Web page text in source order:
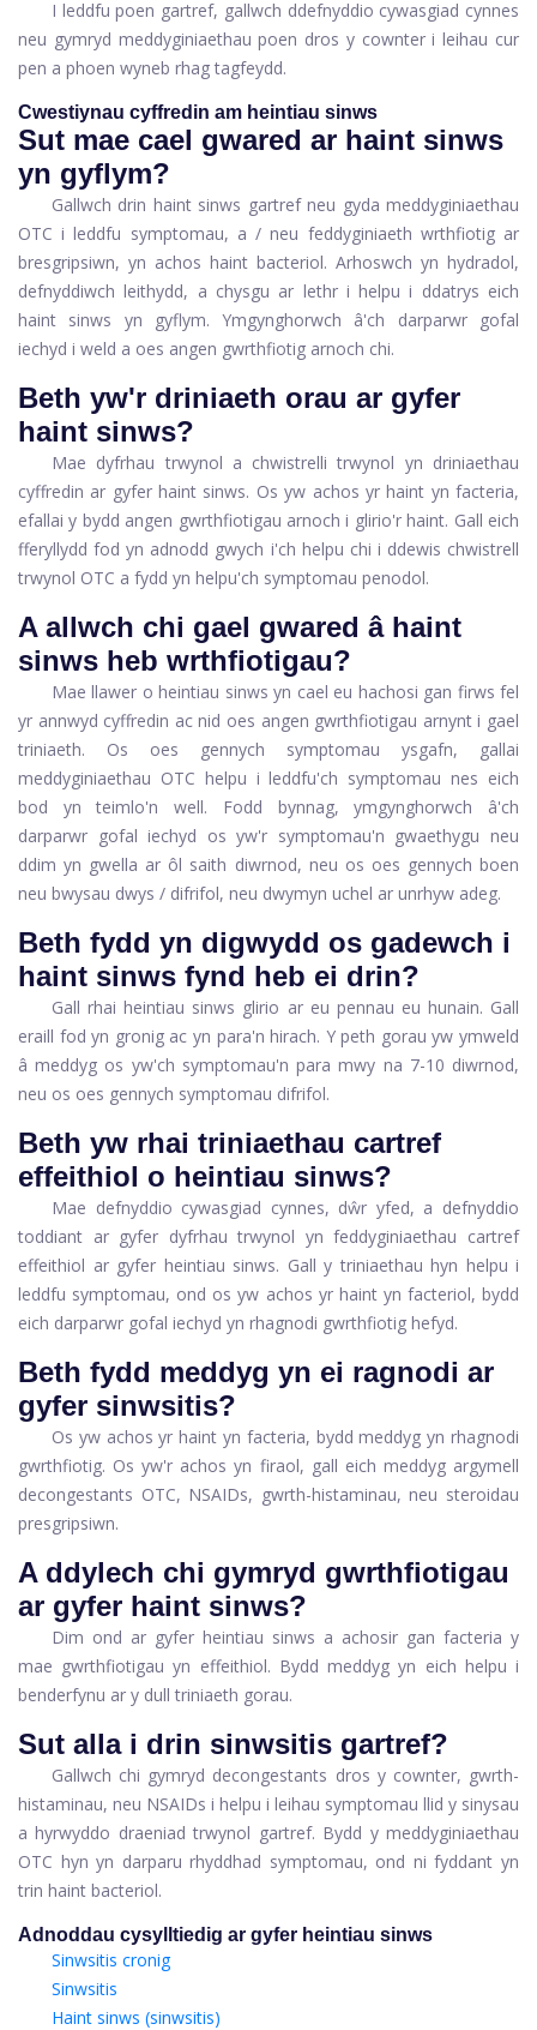
I leddfu poen gartref, gallwch ddefnyddio cywasgiad cynnes
neu gymryd meddyginiaethau poen dros y cownter i leihau cur
pen a phoen wyneb rhag tagfeydd.
Cwestiynau cyffredin am heintiau sinws
Sut mae cael gwared ar haint sinws
yn gyflym?
Gallwch drin haint sinws gartref neu gyda meddyginiaethau
OTC i leddfu symptomau, a / neu feddyginiaeth wrthfiotig ar
bresgripsiwn, yn achos haint bacteriol. Arhoswch yn hydradol,
defnyddiwch leithydd, a chysgu ar lethr i helpu i ddatrys eich
haint sinws yn gyflym. Ymgynghorwch â'ch darparwr gofal
iechyd i weld a oes angen gwrthfiotig arnoch chi.
Beth yw'r driniaeth orau ar gyfer
haint sinws?
Mae dyfrhau trwynol a chwistrelli trwynol yn driniaethau
cyffredin ar gyfer haint sinws. Os yw achos yr haint yn facteria,
efallai y bydd angen gwrthfiotigau arnoch i glirio'r haint. Gall eich
fferyllydd fod yn adnodd gwych i'ch helpu chi i ddewis chwistrell
trwynol OTC a fydd yn helpu'ch symptomau penodol.
A allwch chi gael gwared â haint
sinws heb wrthfiotigau?
Mae llawer o heintiau sinws yn cael eu hachosi gan firws fel
yr annwyd cyffredin ac nid oes angen gwrthfiotigau arnynt i gael
triniaeth. Os oes gennych symptomau ysgafn, gallai
meddyginiaethau OTC helpu i leddfu'ch symptomau nes eich
bod yn teimlo'n well. Fodd bynnag, ymgynghorwch â'ch
darparwr gofal iechyd os yw'r symptomau'n gwaethygu neu
ddim yn gwella ar ôl saith diwrnod, neu os oes gennych boen
neu bwysau dwys / difrifol, neu dwymyn uchel ar unrhyw adeg.
Beth fydd yn digwydd os gadewch i
haint sinws fynd heb ei drin?
Gall rhai heintiau sinws glirio ar eu pennau eu hunain. Gall
eraill fod yn gronig ac yn para'n hirach. Y peth gorau yw ymweld
â meddyg os yw'ch symptomau'n para mwy na 7-10 diwrnod,
neu os oes gennych symptomau difrifol.
Beth yw rhai triniaethau cartref
effeithiol o heintiau sinws?
Mae defnyddio cywasgiad cynnes, dŵr yfed, a defnyddio
toddiant ar gyfer dyfrhau trwynol yn feddyginiaethau cartref
effeithiol ar gyfer heintiau sinws. Gall y triniaethau hyn helpu i
leddfu symptomau, ond os yw achos yr haint yn facteriol, bydd
eich darparwr gofal iechyd yn rhagnodi gwrthfiotig hefyd.
Beth fydd meddyg yn ei ragnodi ar
gyfer sinwsitis?
Os yw achos yr haint yn facteria, bydd meddyg yn rhagnodi
gwrthfiotig. Os yw'r achos yn firaol, gall eich meddyg argymell
decongestants OTC, NSAIDs, gwrth-histaminau, neu steroidau
presgripsiwn.
A ddylech chi gymryd gwrthfiotigau
ar gyfer haint sinws?
Dim ond ar gyfer heintiau sinws a achosir gan facteria y
mae gwrthfiotigau yn effeithiol. Bydd meddyg yn eich helpu i
benderfynu ar y dull triniaeth gorau.
Sut alla i drin sinwsitis gartref?
Gallwch chi gymryd decongestants dros y cownter, gwrth-
histaminau, neu NSAIDs i helpu i leihau symptomau llid y sinysau
a hyrwyddo draeniad trwynol gartref. Bydd y meddyginiaethau
OTC hyn yn darparu rhyddhad symptomau, ond ni fyddant yn
trin haint bacteriol.
Adnoddau cysylltiedig ar gyfer heintiau sinws
Sinwsitis cronig
Sinwsitis
Haint sinws (sinwsitis)